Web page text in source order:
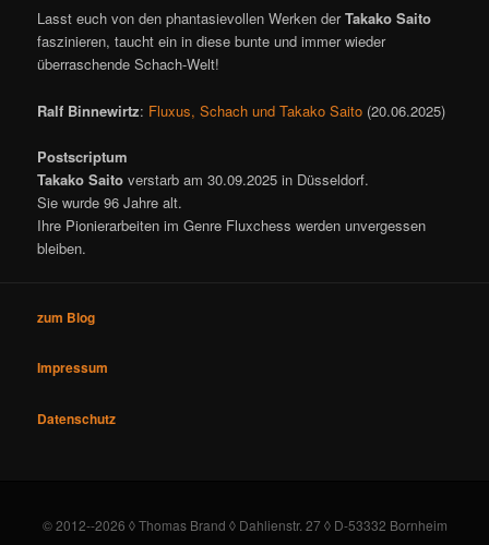
Lasst euch von den phantasievollen Werken derTakako Saito
faszinieren, taucht ein in diese bunte und immer wieder
überraschende Schach-Welt!
Ralf Binnewirtz: Fluxus, Schach und Takako Saito (20.06.2025)
Postscriptum
Takako Saito verstarb am 30.09.2025 in Düsseldorf.
Sie wurde 96 Jahre alt.
Ihre Pionierarbeiten im Genre Fluxchess werden unvergessen
bleiben.
zum Blog
Impressum
Datenschutz
© 2012--2026 ◊ Thomas Brand ◊ Dahlienstr. 27 ◊ D-53332 Bornheim